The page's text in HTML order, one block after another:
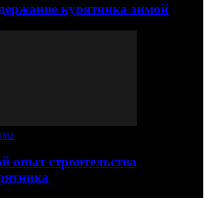
курятника зимой
опыт строительства